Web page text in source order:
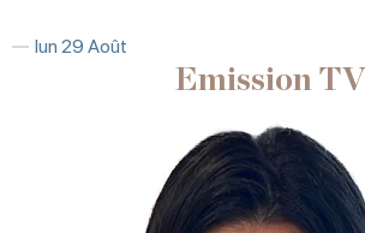
lun 29 Août
Emission TV